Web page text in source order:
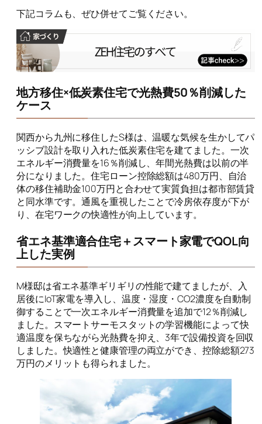
下記コラムも、ぜひ併せてご覧ください。
地方移住×低炭素住宅で光熱費50％削減した
ケース
関西から九州に移住したS様は、温暖な気候を生かしてパ
ッシブ設計を取り入れた低炭素住宅を建てました。一次
エネルギー消費量を16％削減し、年間光熱費は以前の半
分になりました。住宅ローン控除総額は480万円、自治
体の移住補助金100万円と合わせて実質負担は都市部賃貸
と同水準です。通風を重視したことで冷房依存度が下が
り、在宅ワークの快適性が向上しています。
省エネ基準適合住宅＋スマート家電でQOL向
上した実例
M様邸は省エネ基準ギリギリの性能で建てましたが、入
居後にIoT家電を導入し、温度・湿度・CO2濃度を自動制
御することで一次エネルギー消費量を追加で12％削減し
ました。スマートサーモスタットの学習機能によって快
適温度を保ちながら光熱費を抑え、3年で設備投資を回収
しました。快適性と健康管理の両立ができ、控除総額273
万円のメリットも得られました。